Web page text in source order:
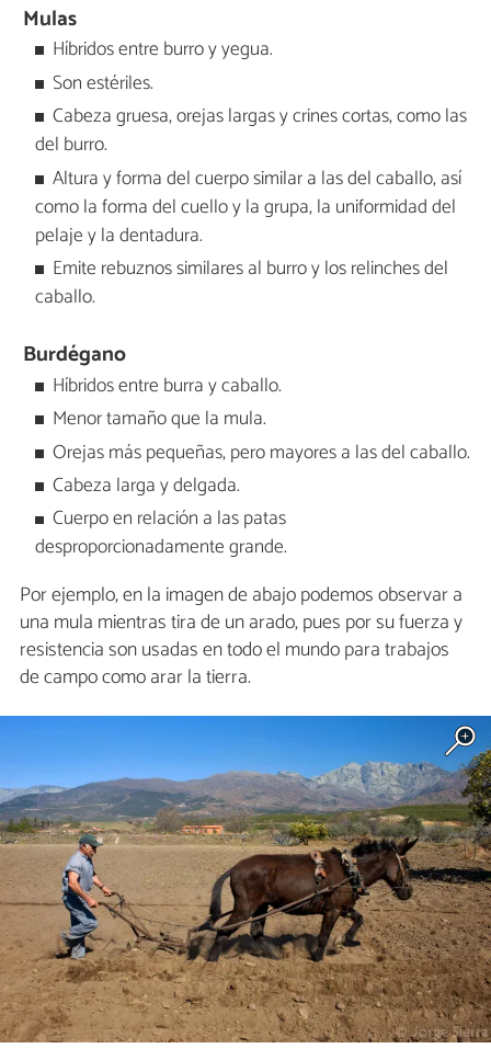
Mulas
Híbridos entre burro y yegua.
Son estériles.
Cabeza gruesa, orejas largas y crines cortas, como las
del burro.
Altura y forma del cuerpo similar a las del caballo, así
como la forma del cuello y la grupa, la uniformidad del
pelaje y la dentadura.
Emite rebuznos similares al burro y los relinches del
caballo.
Burdégano
Híbridos entre burra y caballo.
Menor tamaño que la mula.
Orejas más pequeñas, pero mayores a las del caballo.
Cabeza larga y delgada.
Cuerpo en relación a las patas
desproporcionadamente grande.
Por ejemplo, en la imagen de abajo podemos observar a
una mula mientras tira de un arado, pues por su fuerza y
resistencia son usadas en todo el mundo para trabajos
de campo como arar la tierra.